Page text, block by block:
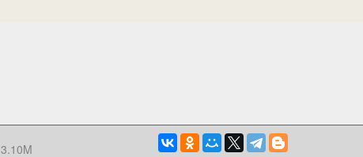
3.10M